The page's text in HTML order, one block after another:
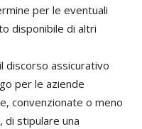
per le eventuali
disponibile di altri
discorso assicurativo
per le aziende
convenzionate o meno
di stipulare una